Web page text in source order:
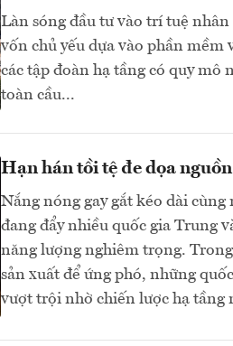
Làn sóng đầu tư vào trí tuệ
vốn chủ yếu dựa vào phần mềm
các tập đoàn hạ tầng có quy mô
toàn cầu...
Hạn hán tồi tệ đe dọa
Nắng nóng gay gắt kéo dài
đang đẩy nhiều quốc gia Trung
năng lượng nghiêm trọng.
sản xuất để ứng phó, những
vượt trội nhờ chiến lược hạ tầng